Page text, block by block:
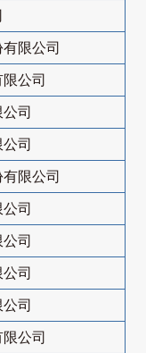
限公司
公司
司
司
限公司
司
司
司
司
公司